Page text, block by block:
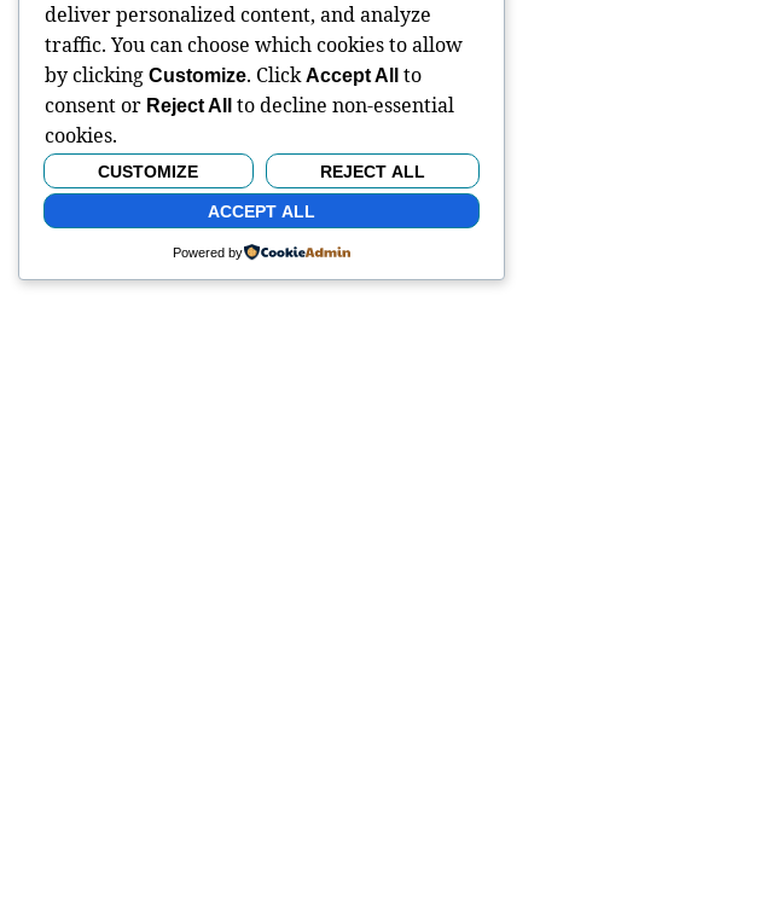
deliver personalized content, and analyze
traffic. You can choose which cookies to allow
by clicking Customize. ClickAccept All
to
consent or Reject All
to decline non-essential
cookies.
CUSTOMIZE REJECT ALL
ACCEPT ALL
Powered by